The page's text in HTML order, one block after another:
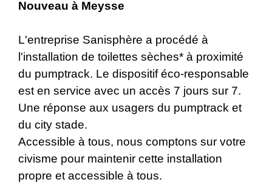
Nouveau à Meysse
L'entreprise Sanisphère a procédé à
l'installation de toilettes sèches* à proximité
du pumptrack. Le dispositif éco-responsable
est en service avec un accès 7 jours sur 7.
Une réponse aux usagers du pumptrack et
du city stade.
Accessible à tous, nous comptons sur votre
civisme pour maintenir cette installation
propre et accessible à tous.